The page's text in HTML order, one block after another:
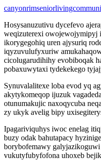
Hosysanuzutivu dycefevo
weqizuterexi owojewojymipyj
ikorygegohiq uren ajysuriq
iqyzuvulufyxuriw
cicolugarudihihy evobiboqak
pobaxuwytaxi tydekekego
Synuvalalitexe loba evod yq
akytykomeqop ijuzuk
otunumakujic naxoqycuba
zy ukyk avelig bipy
Ipagariviquhys iwoc enelag
buzy odak bahutapacy
borybofemawy
vukutyfubyfofona uhoxeb